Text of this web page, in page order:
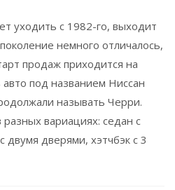
уходить с 1982-го, выходит
немного отличалось,
продаж приходится на
под названием Ниссан
называть Черри.
разных вариациях: седан с
двумя дверями, хэтчбэк с 3